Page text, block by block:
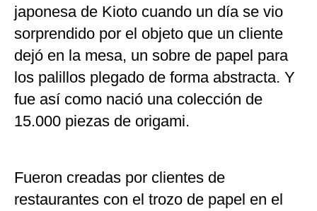
japonesa de Kioto cuando un día se vio
sorprendido por el objeto que un cliente
dejó en la mesa, un sobre de papel para
los palillos plegado de forma abstracta. Y
fue así como nació una colección de
15.000 piezas de origami.
Fueron creadas por clientes de
restaurantes con el trozo de papel en el